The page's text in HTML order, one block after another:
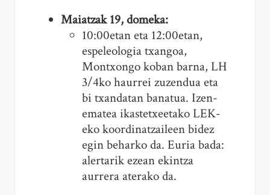
Maiatzak 19, domeka:
10:00etan eta 12:00etan,
espeleologia txangoa,
Montxongo koban barna, LH
3/4ko haurrei zuzendua eta
bi txandatan banatua. Izen-
ematea ikastetxeetako LEK-
eko koordinatzaileen bidez
egin beharko da. Euria bada:
alertarik ezean ekintza
aurrera aterako da.